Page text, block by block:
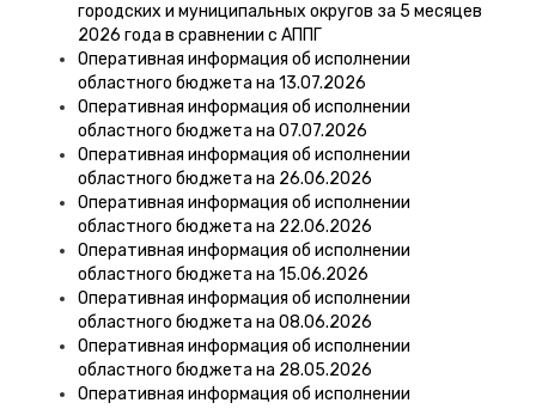
городских и муниципальных округов за 5 месяцев
2026 года в сравнении с АППГ
Оперативная информация об исполнении
областного бюджета на 13.07.2026
Оперативная информация об исполнении
областного бюджета на 07.07.2026
Оперативная информация об исполнении
областного бюджета на 26.06.2026
Оперативная информация об исполнении
областного бюджета на 22.06.2026
Оперативная информация об исполнении
областного бюджета на 15.06.2026
Оперативная информация об исполнении
областного бюджета на 08.06.2026
Оперативная информация об исполнении
областного бюджета на 28.05.2026
Оперативная информация об исполнении